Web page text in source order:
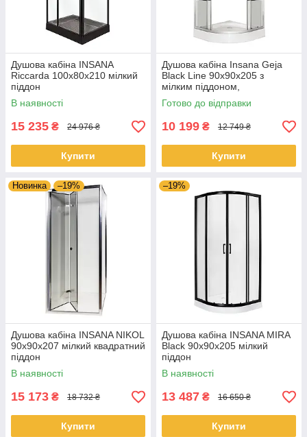
Душова кабіна INSANA
Riccarda 100x80x210 мілкий
піддон
В наявності
15 235 ₴ 24 976 ₴
Купити
Душова кабіна Insana Geja
Black Line 90x90x205 з
мілким піддоном,
хромований профіль,
прозоре скло з чорними
лініями
Готово до відправки
10 199 ₴ 12 749 ₴
Купити
Новинка –19%
Душова кабіна INSANA NIKOL
90x90x207 мілкий квадратний
піддон
В наявності
15 173 ₴ 18 732 ₴
Купити
–19%
Душова кабіна INSANA MIRA
Black 90x90x205 мілкий
піддон
В наявності
13 487 ₴ 16 650 ₴
Купити